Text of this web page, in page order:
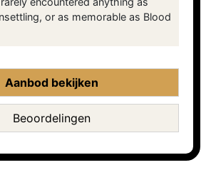
or as memorable as Blood
Aanbod bekijken
Beoordelingen